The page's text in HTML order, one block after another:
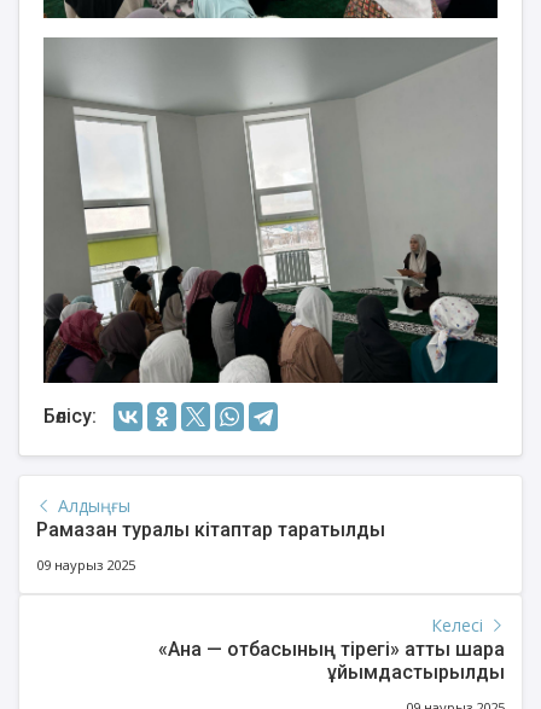
Бөлісу:
Алдыңғы
Рамазан туралы кітаптар таратылды
09 наурыз 2025
Келесі
«Ана — отбасының тірегі» атты шара
ұйымдастырылды